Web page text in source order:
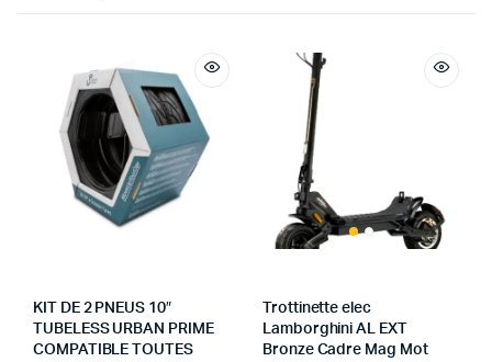
KIT DE 2 PNEUS 10″
TUBELESS URBAN PRIME
COMPATIBLE TOUTES
Trottinette elec
Lamborghini AL EXT
Bronze Cadre Mag Mot